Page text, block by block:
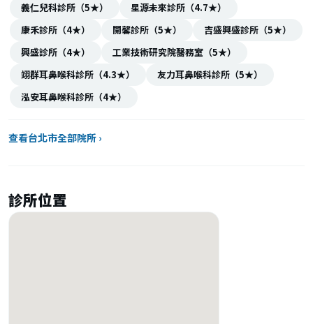
義仁兒科診所（5★）
星源未來診所（4.7★）
康禾診所（4★）
開馨診所（5★）
吉盛興盛診所（5★）
興盛診所（4★）
工業技術研究院醫務室（5★）
翊群耳鼻喉科診所（4.3★）
友力耳鼻喉科診所（5★）
泓安耳鼻喉科診所（4★）
查看台北市全部院所 ›
診所位置